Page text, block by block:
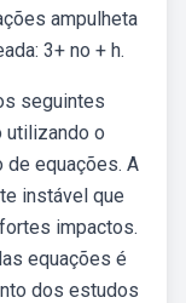
ampulheta
3+ no + h.
seguintes
utilizando o
de equações. A
instável que
impactos.
equações é
dos estudos